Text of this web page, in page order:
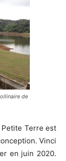
de
Petite Terre est
Vinci
en juin 2020.